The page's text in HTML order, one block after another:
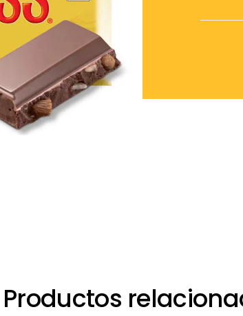
Productos